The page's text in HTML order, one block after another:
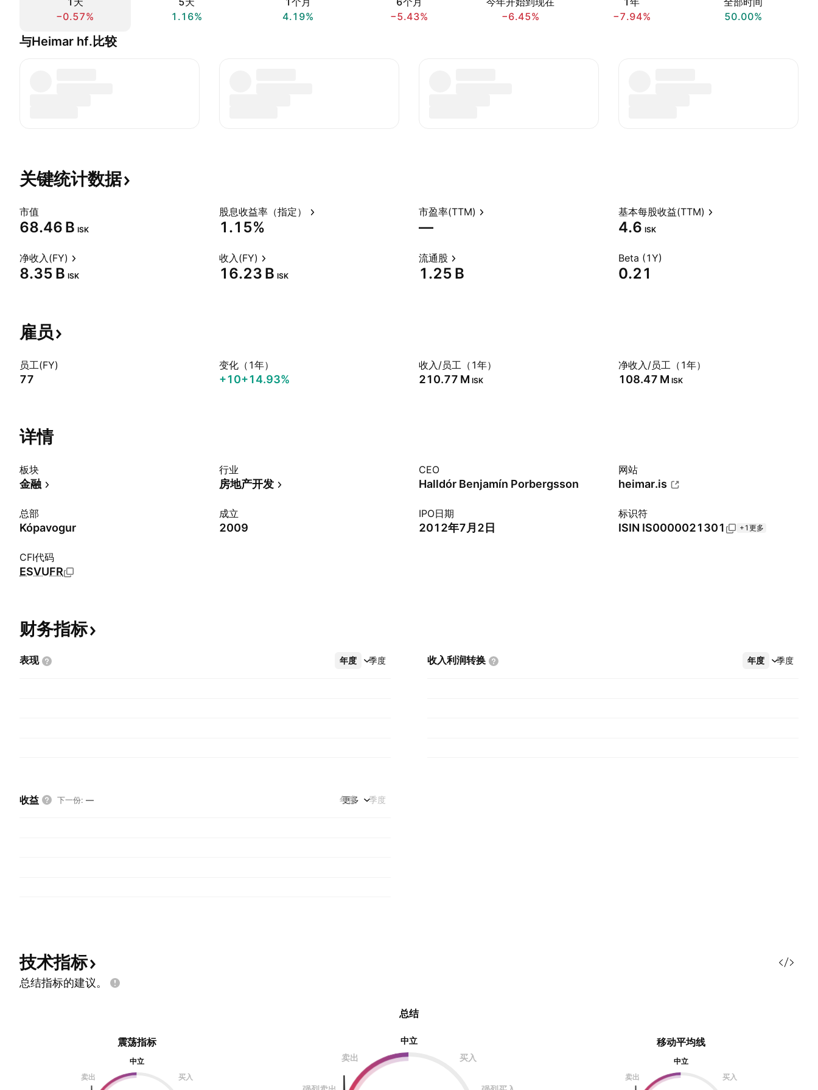
−0.57%
1.16%
4.19%
−5.43%
−6.45%
−7.94%
50.00%
与Heimar hf.比较
关键统计数据
市值
‪68.46 B‬ ISK
股息收益率（指定）
1.15%
市盈率(TTM)
—
基本每股收益(TTM)
4.6 ISK
净收入(FY)
‪8.35 B‬ ISK
收入(FY)
‪16.23 B‬ ISK
流通股
‪1.25 B‬
Beta (1Y)
0.21
雇员
员工(FY)
77
变化（1年）
+10+14.93%
收入/员工（1年）
‪210.77 M‬ ISK
净收入/员工（1年）
‪108.47 M‬ ISK
详情
板块
金融
行业
房地产开发
CEO
Halldór Benjamín Porbergsson
网站
heimar.is
总部
Kópavogur
成立
2009
IPO日期
2012年7月2日
标识符
ISIN IS0000021301 +1更多
CFI代码
ESVUFR
财务指标
表现 年度 季度
更多 收入利润转换 年度 季度
更多
收益 下一份: — 年度 季度
更多
技术指标
总结指标的建议。
震荡指标
中立
卖出
买入
总结
中立
卖出
买入
移动平均线
中立
卖出
买入